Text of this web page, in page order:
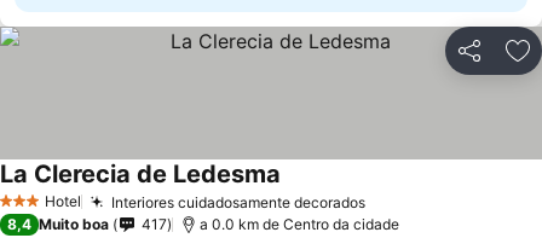
Partilhar
3 EstrelasHotel Interiores cuidadosamente decorados
La Clerecia de Ledesma
8,4 Muito boa 417 a 0.0 km de Centro da cidade